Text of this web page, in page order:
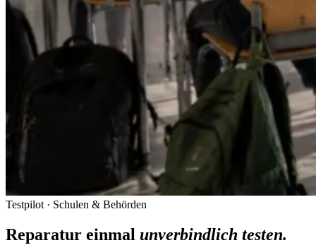
Testpilot · Schulen & Behörden
Reparatur einmal unverbindlich testen.